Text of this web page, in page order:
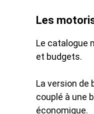
Les
Le catalogue
et budgets.
La version de
couplé à une
économique.